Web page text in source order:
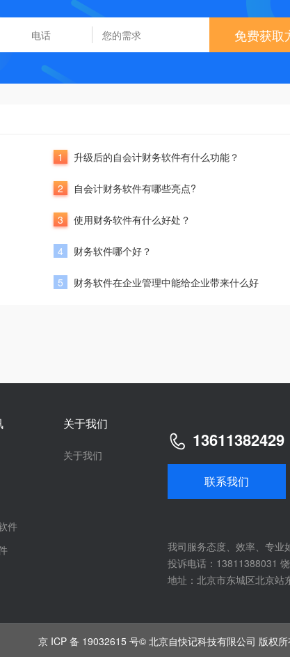
免费获取
1 升级后的自会计财务软件有什么功能？
2 自会计财务软件有哪些亮点?
3 使用财务软件有什么好处？
4 财务软件哪个好？
5 财务软件在企业管理中能给企业带来什么好
件
关于我们
关于我们
13611382429
联系我们
我司服务态度、效率、专业
投诉电话：13811388031
地址：北京市东城区北京站
京 ICP 备 19032615 号© 北京自快记科技有限公司 版权所